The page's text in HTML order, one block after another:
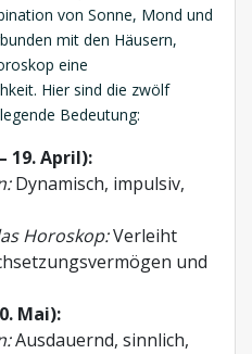
von Sonne, Mond und
mit den Häusern,
eine
Hier sind die zwölf
Bedeutung:
19. April):
Dynamisch, impulsiv,
Horoskop:Verleiht
und
Mai):
Ausdauernd, sinnlich,